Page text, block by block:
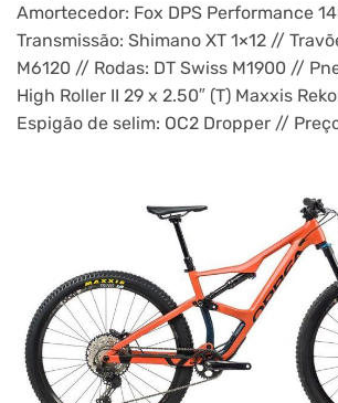
Amortecedor: Fox DPS Performance
Transmissão: Shimano XT 1×12 //
M6120 // Rodas: DT Swiss M1900 //
High Roller II 29 x 2.50″ (T) Maxxis
Espigão de selim: OC2 Dropper //